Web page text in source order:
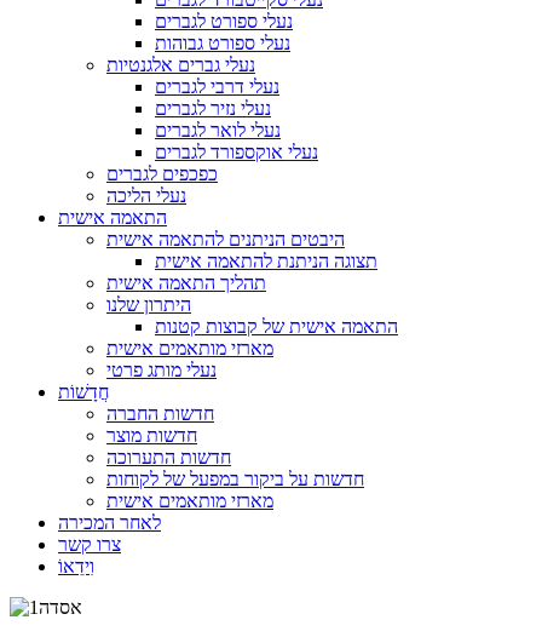
נעלי ספורט לגברים
נעלי ספורט גבוהות
נעלי גברים אלגנטיות
נעלי דרבי לגברים
נעלי נזיר לגברים
נעלי לואר לגברים
נעלי אוקספורד לגברים
כפכפים לגברים
נעלי הליכה
התאמה אישית
היבטים הניתנים להתאמה אישית
תצוגה הניתנת להתאמה אישית
תהליך התאמה אישית
היתרון שלנו
התאמה אישית של קבוצות קטנות
מארזי מותאמים אישית
נעלי מותג פרטי
חֲדָשׁוֹת
חדשות החברה
חדשות מוצר
חדשות התערוכה
חדשות על ביקור במפעל של לקוחות
מארזי מותאמים אישית
לאחר המכירה
צרו קשר
וִידֵאוֹ